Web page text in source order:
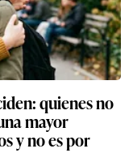
quienes no
mayor
y no es por